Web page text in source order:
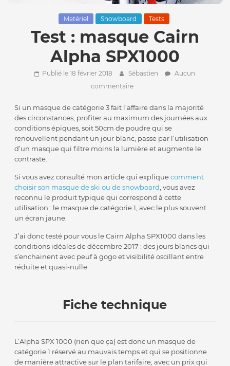
Matériel Snowboard Tests
Test : masque Cairn
Alpha SPX1000
Publié le 18 février 2018 Sébastien
Aucun
commentaire
Si un masque de catégorie 3 fait l’affaire dans la majorité
des circonstances, profiter au maximum des journées aux
conditions épiques, soit 50cm de poudre qui se
renouvellent pendant un jour blanc, passe par l’utilisation
d’un masque qui filtre moins la lumière et augmente le
contraste.
Si vous avez consulté mon article qui expliquecomment
choisir son masque de ski ou de snowboard , vous avez
reconnu le produit typique qui correspond à cette
utilisation : le masque de catégorie 1, avec le plus souvent
un écran jaune.
J’ai donc testé pour vous le Cairn Alpha SPX1000 dans les
conditions idéales de décembre 2017 : des jours blancs qui
s’enchainent avec peuf à gogo et visibilité oscillant entre
réduite et quasi-nulle.
Fiche technique
L’Alpha SPX 1000 (rien que ça) est donc un masque de
catégorie 1 réservé au mauvais temps et qui se positionne
de manière attractive sur le plan tarifaire, avec un prix qui